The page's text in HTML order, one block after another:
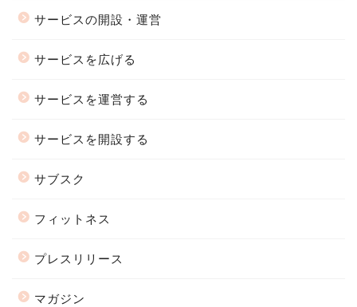
サービスの開設・運営
サービスを広げる
サービスを運営する
サービスを開設する
サブスク
フィットネス
プレスリリース
マガジン